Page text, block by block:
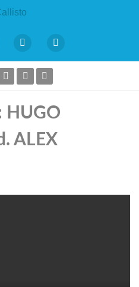
HUGO
ALEX